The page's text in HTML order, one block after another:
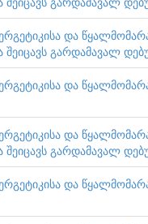
და
შეიცავს გარდამავალ
და
და
შეიცავს გარდამავალ
და